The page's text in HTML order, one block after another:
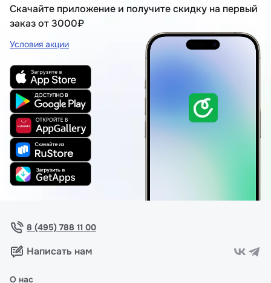
Скачайте приложение и получите скидку на первый
заказ от 3000₽
Условия акции
8 (495) 788 11 00
Написать нам
О нас